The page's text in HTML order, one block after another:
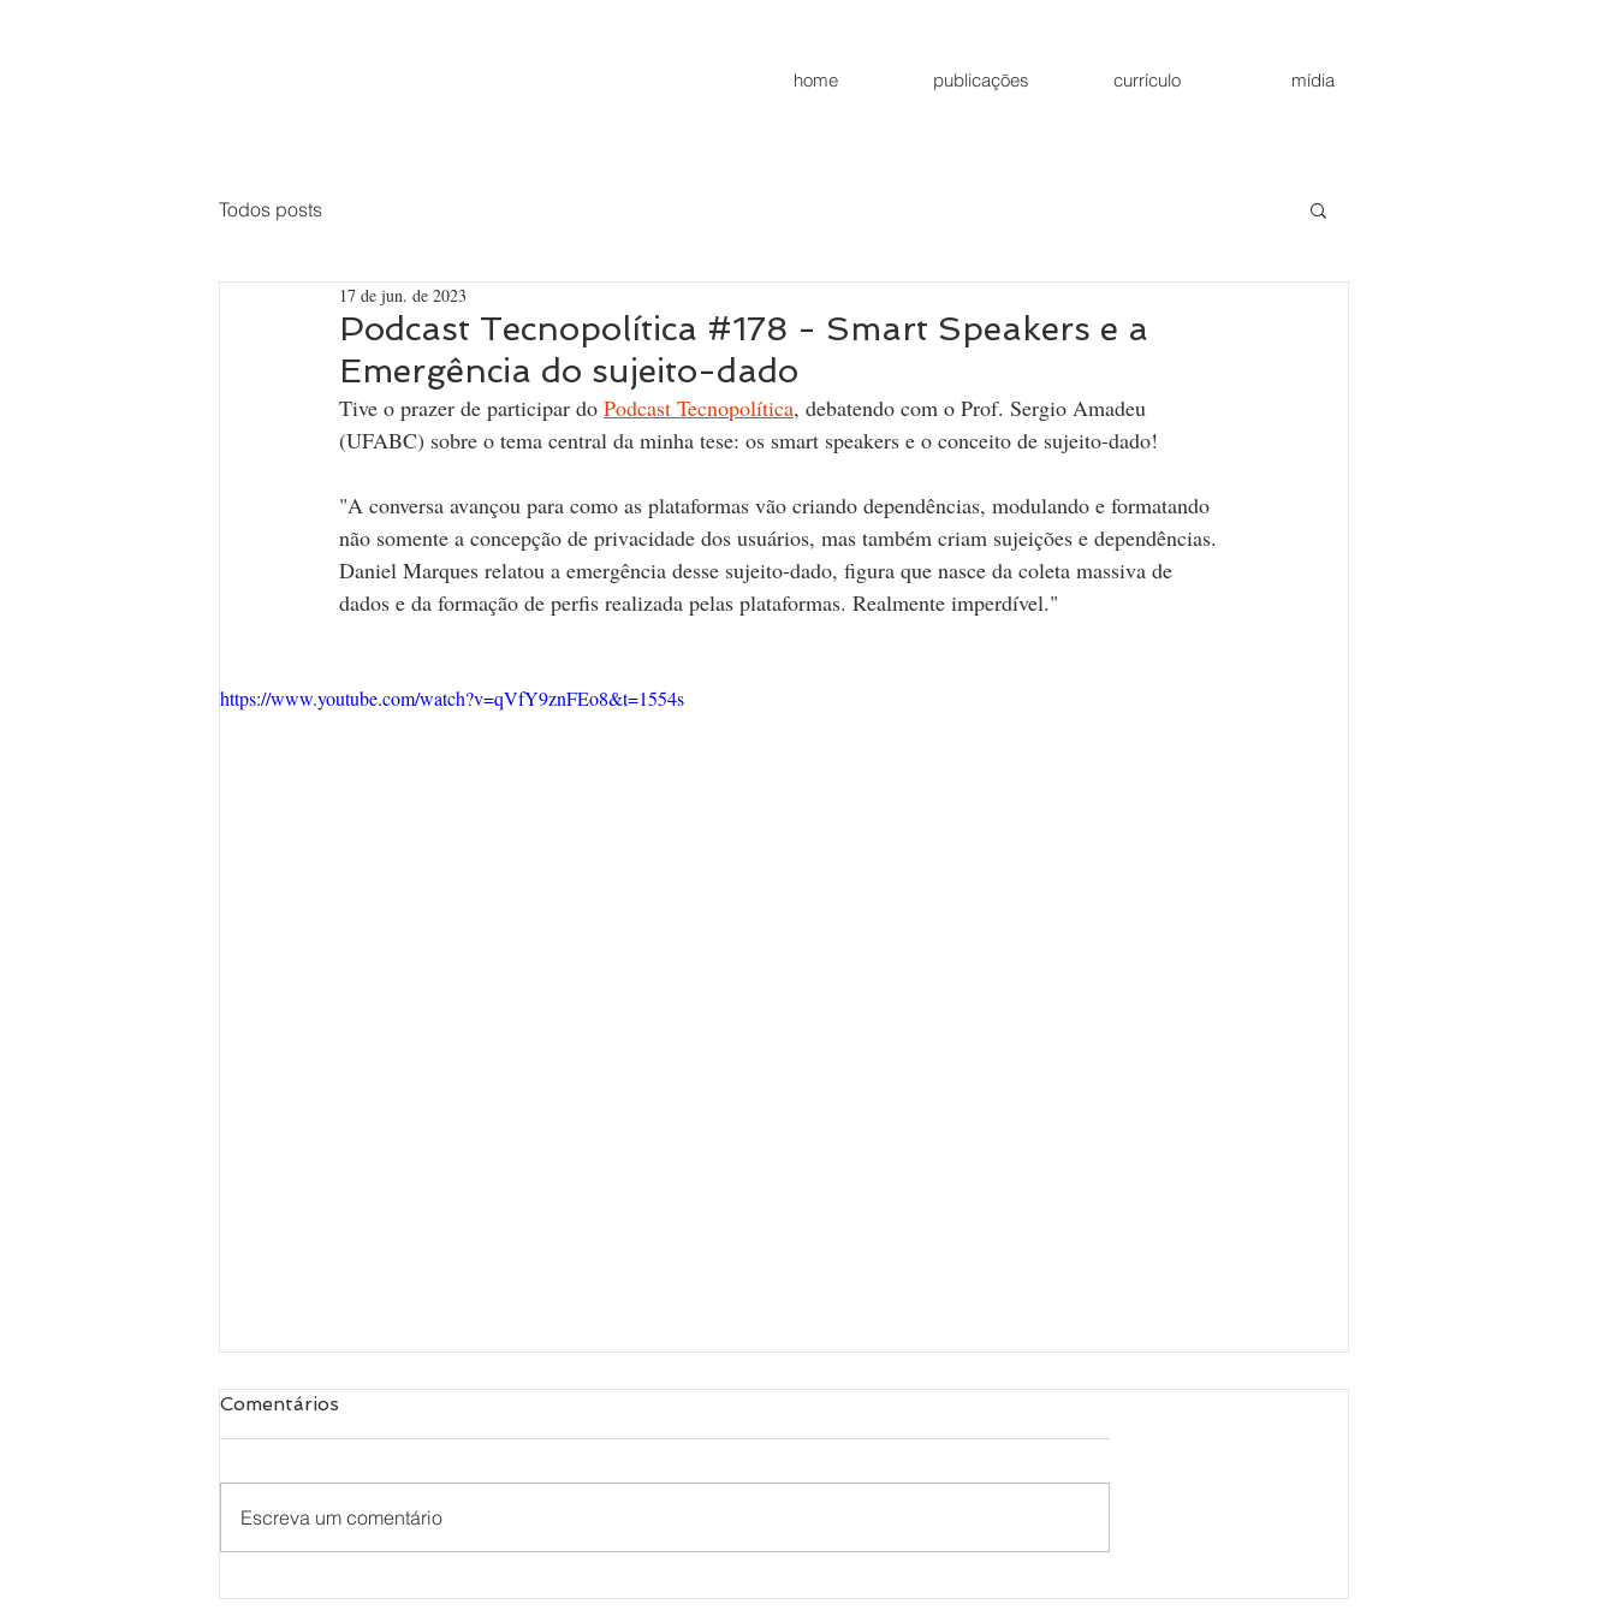
home publicações currículo mídia
Todos posts
Podcast Tecnopolítica #178 - Smart Speakers e a
Emergência do sujeito-dado
17 de jun. de 2023
Tive o prazer de participar do Podcast Tecnopolítica, debatendo com o Prof. Sergio Amadeu
(UFABC) sobre o tema central da minha tese: os smart speakers e o conceito de sujeito-dado!
"A conversa avançou para como as plataformas vão criando dependências, modulando e formatando
não somente a concepção de privacidade dos usuários, mas também criam sujeições e dependências.
Daniel Marques relatou a emergência desse sujeito-dado, figura que nasce da coleta massiva de
dados e da formação de perfis realizada pelas plataformas. Realmente imperdível."
https://www.youtube.com/watch?v=qVfY9znFEo8&t=1554s
Comentários
Escreva um comentário